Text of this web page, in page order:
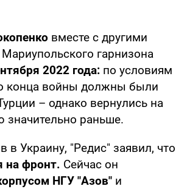
вместе с другими
гарнизона
2022 года: по условиям
конца войны должны были
– однако вернулись на
раньше.
в Украину, "Редис" заявил, что
на фронт. Сейчас он
НГУ "Азов" и